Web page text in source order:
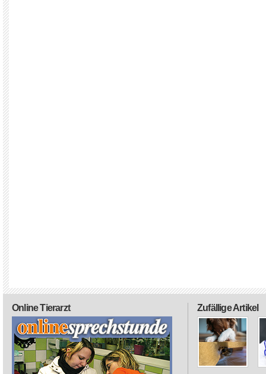
Zufällige Artikel
Online Tierarzt